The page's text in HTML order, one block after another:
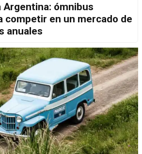
Argentina: ómnibus
competir en un mercado de
anuales